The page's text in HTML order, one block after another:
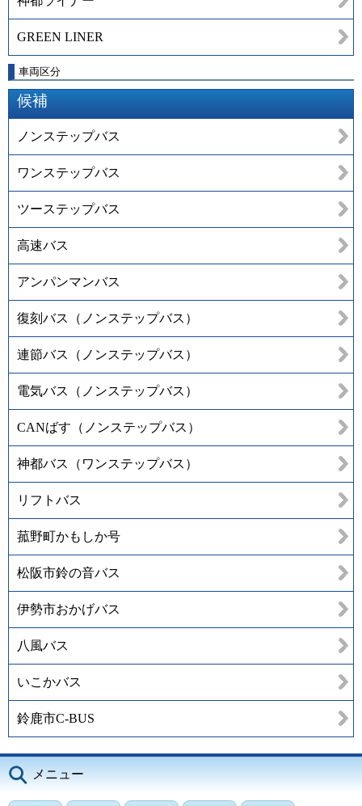
GREEN LINER
車両区分
候補
ノンステップバス
ワンステップバス
ツーステップバス
高速バス
アンパンマンバス
復刻バス（ノンステップバス）
連節バス（ノンステップバス）
電気バス（ノンステップバス）
CANばす（ノンステップバス）
神都バス（ワンステップバス）
リフトバス
菰野町かもしか号
松阪市鈴の音バス
伊勢市おかげバス
八風バス
いこかバス
鈴鹿市C-BUS
メニュー